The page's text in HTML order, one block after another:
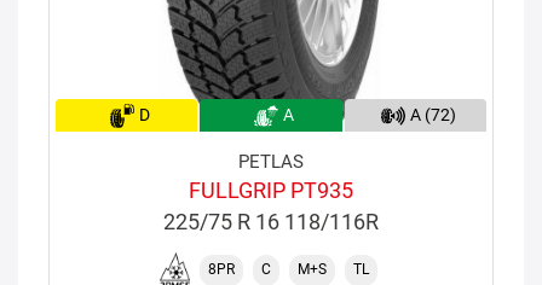
D A A (72)
PETLAS
FULLGRIP PT935
225/75 R 16 118/116R
8PR C M+S TL